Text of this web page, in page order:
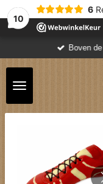
10
6
Boven